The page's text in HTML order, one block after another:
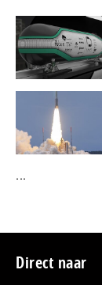
...
Footer
Direct naar